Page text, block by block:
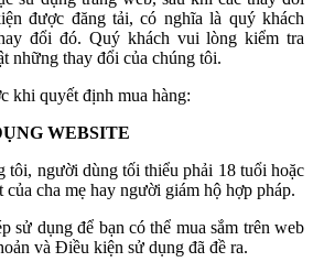
được đăng tải, có nghĩa là quý khách
đổi đó. Quý khách vui lòng kiểm tra
những thay đổi của chúng tôi.
khi quyết định mua hàng:
WEBSITE
tôi, người dùng tối thiểu phải 18 tuổi hoặc
cha mẹ hay người giám hộ hợp pháp.
sử dụng để bạn có thể mua sắm trên web
và Điều kiện sử dụng đã đề ra.